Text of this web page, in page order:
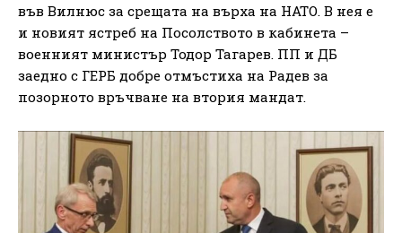
във Вилнюс за срещата на върха на НАТО. В нея е
и новият ястреб на Посолството в кабинета –
военният министър Тодор Тагарев. ПП и ДБ
заедно с ГЕРБ добре отмъстиха на Радев за
позорното връчване на втория мандат.